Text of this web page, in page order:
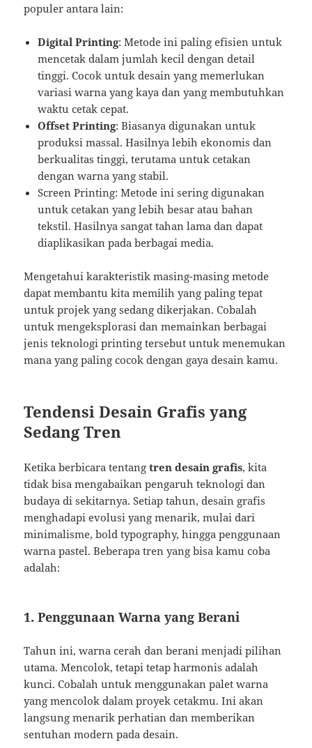
populer antara lain:
Digital Printing: Metode ini paling efisien untuk
mencetak dalam jumlah kecil dengan detail
tinggi. Cocok untuk desain yang memerlukan
variasi warna yang kaya dan yang membutuhkan
waktu cetak cepat.
Offset Printing: Biasanya digunakan untuk
produksi massal. Hasilnya lebih ekonomis dan
berkualitas tinggi, terutama untuk cetakan
dengan warna yang stabil.
Screen Printing: Metode ini sering digunakan
untuk cetakan yang lebih besar atau bahan
tekstil. Hasilnya sangat tahan lama dan dapat
diaplikasikan pada berbagai media.
Mengetahui karakteristik masing-masing metode
dapat membantu kita memilih yang paling tepat
untuk projek yang sedang dikerjakan. Cobalah
untuk mengeksplorasi dan memainkan berbagai
jenis teknologi printing tersebut untuk menemukan
mana yang paling cocok dengan gaya desain kamu.
Tendensi Desain Grafis yang
Sedang Tren
Ketika berbicara tentangtren desain grafis, kita
tidak bisa mengabaikan pengaruh teknologi dan
budaya di sekitarnya. Setiap tahun, desain grafis
menghadapi evolusi yang menarik, mulai dari
minimalisme, bold typography, hingga penggunaan
warna pastel. Beberapa tren yang bisa kamu coba
adalah:
1. Penggunaan Warna yang Berani
Tahun ini, warna cerah dan berani menjadi pilihan
utama. Mencolok, tetapi tetap harmonis adalah
kunci. Cobalah untuk menggunakan palet warna
yang mencolok dalam proyek cetakmu. Ini akan
langsung menarik perhatian dan memberikan
sentuhan modern pada desain.